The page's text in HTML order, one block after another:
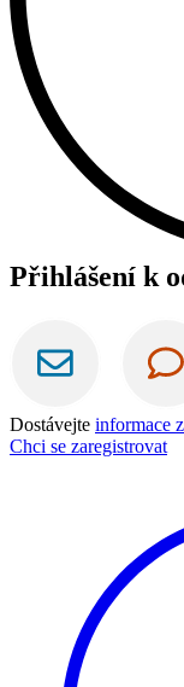
Přihlášení k
Dostávejte informace
Chci se zaregistrovat